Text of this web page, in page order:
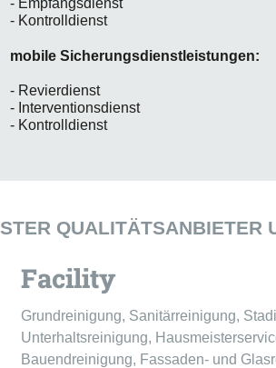
- Empfangsdienst
- Kontrolldienst
mobile Sicherungsdienstleistungen:
- Revierdienst
- Interventionsdienst
- Kontrolldienst
QUALITÄTSANBIETER
Facility
Grundreinigung, Sanitärreinigung,
Unterhaltsreinigung,
Bauendreinigung, Fassaden- und